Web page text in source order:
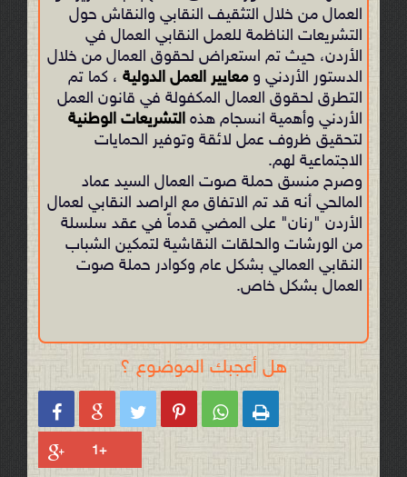
العمال من خلال التثقيف النقابي والنقاش حول
التشريعات الناظمة للعمل النقابي العمال في
الأردن، حيث تم استعراض لحقوق العمال من خلال
الدستور الأردني ومعايير العمل الدولية ، كما تم
التطرق لحقوق العمال المكفولة في قانون العمل
الأردني وأهمية انسجام هذه التشريعات الوطنية
لتحقيق ظروف عمل لائقة وتوفير الحمايات
الاجتماعية لهم.
وصرح منسق حملة صوت العمال السيد عماد
المالحي أنه قد تم الاتفاق مع الراصد النقابي لعمال
الأردن "رنان" على المضي قدماً في عقد سلسلة
من الورشات والحلقات النقاشية لتمكين الشباب
النقابي العمالي بشكل عام وكوادر حملة صوت
العمال بشكل خاص.
هل أعجبك الموضوع ؟
     